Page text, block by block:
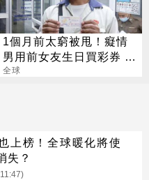
1個月前太窮被甩！癡情
男用前女友生日買彩券 爽
中500萬
全球
上榜！全球暖化將使
失？